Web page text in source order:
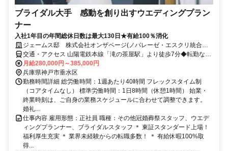
ブライダル大手 感動を創り出すウエディングプラン
ナー
入社1年目の年間総休日数は最大130日★有給100％消化
ジェームス邸 株式会社オンザページ(ノバレーゼ・エスクリ統合会
社)
交通・アクセス 山陽電鉄本線「滝の茶屋駅」より徒歩7分◆転勤なし
◆交通費支給
月給280,000円～385,000円
兵庫県神戸市垂水区
勤務時間詳細 総労働時間：1週あたり40時間 フレックスタイム制
（コアタイムなし） 標準労働時間：1日8時間（休憩1時間） 始業・
終業時刻は、ご自身の業務スケジュールに合わせて調整できます。
婚礼...
仕事内容 雇用形態：正社員 職種：その他冠婚葬祭スタッフ、ウエデ
ィングプランナー、ブライダルスタッフ ＊ 東証スタンダード上場！
福利厚生充実 ＊ 業界未経験からの転職多数！ ＊ 有給休暇100%取
得...